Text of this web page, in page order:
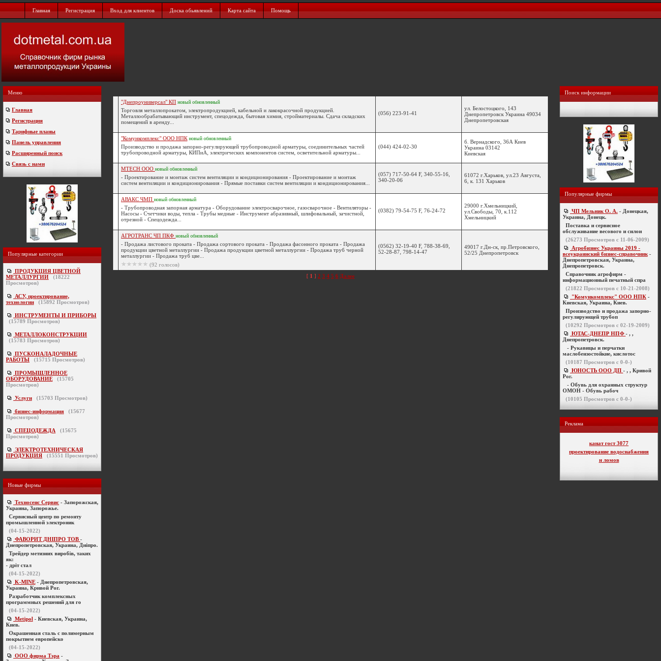
Главная Регистрация Вход для клиентов Доска обьявлений Карта сайта Помощь
Меню
Главная
Регистрация
Тарифные планы
Панель управления
Расширенный поиск
Связь с нами
Популярные категории
ПРОДУКЦИЯ ЦВЕТНОЙ
МЕТАЛЛУРГИИ
(18222
Просмотров)
АСУ, проектирование,
технологии
(15892 Просмотров)
ИНСТРУМЕНТЫ И ПРИБОРЫ
(15789 Просмотров)
МЕТАЛЛОКОНСТРУКЦИИ
(15783 Просмотров)
ПУСКОНАЛАДОЧНЫЕ
РАБОТЫ
(15715 Просмотров)
ПРОМЫШЛЕННОЕ
ОБОРУДОВАНИЕ
(15705
Просмотров)
Услуги (15703 Просмотров)
бизнес-информация (15677
Просмотров)
СПЕЦОДЕЖДА (15675
Просмотров)
ЭЛЕКТРОТЕХНИЧЕСКАЯ
ПРОДУКЦИЯ
(15551 Просмотров)
Новые фирмы
Техносенс Сервис - Запорожская,
Украина, Запорожье.
Cервисный центр по ремонту
промышленной электроник
(04-15-2022)
ФАВОРИТ ДНІПРО ТОВ -
Днепропетровская, Украина, Дніпро.
Трейдер метизних виробів, таких
як:
- дріт стал
(04-15-2022)
K-MINE - Днепропетровская,
Украина, Кривой Рог.
Разработчик комплексных
программных решений для го
(04-15-2022)
Metipol - Киевская, Украина,
Киев.
Окрашенная сталь с полимерным
покрытием европейско
(04-15-2022)
ООО фирма Тэра -
"Днепроуниверсал" КП новый обновленный
Торговля металлопрокатом, электропродукцией, кабельной и лакокрасочной продукцией.
Металлообрабатывающий инструмент, спецодежда, бытовая химия, стройматериалы. Сдача складских
помещений в аренду...
(056) 223-91-41
ул. Белостоцкого, 143
Днепропетровск Украина 49034
Днепропетровская
"Комункомплекс" ООО НПК новый обновленный
Производство и продажа запорно-регулирующей трубопроводной арматуры, соединительных частей
трубопроводной арматуры, КИПиА, электрических компонентов систем, осветительной арматуры...
(044) 424-02-30
б. Вернадского, 36А Киев
Украина 03142
Киевская
MTECH ООО новый обновленный
- Проектирование и монтаж систем вентиляции и кондиционирования - Проектирование и монтаж
систем вентиляции и кондиционирования - Прямые поставки систем вентиляции и кондиционирования...
(057) 717-50-64 F, 340-55-16,
340-20-06
61072 г.Харьков, ул.23 Августа,
6, к. 131 Харьков
АВАКС ЧМП новый обновленный
- Трубопроводная запорная арматура - Оборудование электросварочное, газосварочное - Вентиляторы -
Насосы - Счетчики воды, тепла - Трубы медные - Инструмент абразивный, шлифовальный, зачистной,
отрезной - Спецодежда...
(0382) 79-54-75 F, 76-24-72
29000 г.Хмельницкий,
ул.Свободы, 70, к.112
Хмельницкий
АГРОТРАНС ЧП ПКФ новый обновленный
- Продажа листового проката - Продажа сортового проката - Продажа фасонного проката - Продажа
продукции цветной металлургии - Продажа продукции цветной металлургии - Продажа труб черной
металлургии - Продажа труб цве...
(92 голосов)
(0562) 32-19-40 F, 788-38-69,
52-28-87, 798-14-47
49017 г.Дн-ск, пр.Петровского,
52/25 Днепропетровск
[ 1 ] 2 3 4 5 6 Далее
Поиск информации
Популярные фирмы
ЧП Мельник О. А. - Донецкая,
Украина, Донецк.
Поставка и сервисное
обслуживание весового и силои
(26273 Просмотров с 11-06-2009)
Агробизнес Украины 2019 -
всеукраинский бизнес-справочник -
Днепропетровская, Украина,
Днепропетровск.
Справочник агрофирм -
информационный печатный спра
(21822 Просмотров с 10-21-2008)
"Комункомплекс" ООО НПК -
Киевская, Украина, Киев.
Производство и продажа запорно-
регулирующей трубоп
(10292 Просмотров с 02-19-2009)
ЮТАС-ДНЕПР НПФ - , ,
Днепропетровск.
- Рукавицы и перчатки
маслобензостойкие, кислотос
(10187 Просмотров с 0-0-)
ЮНОСТЬ ООО ДП - , , Кривой
Рог.
- Обувь для охранных структур
ОМОН - Обувь рабоч
(10105 Просмотров с 0-0-)
Реклама
канат гост 3077
проектирование водоснабжения
н ломов